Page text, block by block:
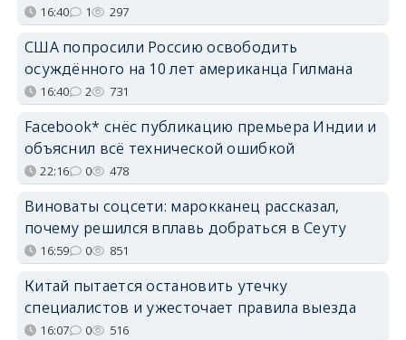
16:40 1 297
США попросили Россию освободить
осуждённого на 10 лет американца Гилмана
16:40 2 731
Facebook* снёс публикацию премьера Индии и
объяснил всё технической ошибкой
22:16 0 478
Виноваты соцсети: марокканец рассказал,
почему решился вплавь добраться в Сеуту
16:59 0 851
Китай пытается остановить утечку
специалистов и ужесточает правила выезда
16:07 0 516